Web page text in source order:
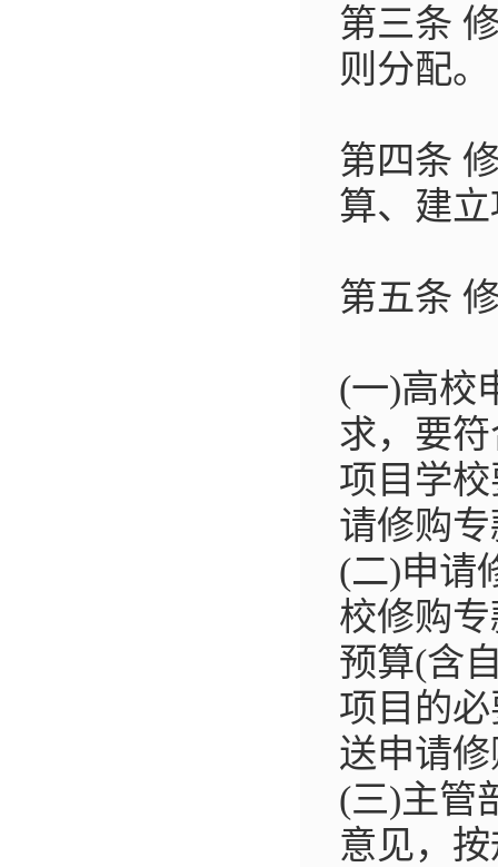
第三条
则分配。
第四条
算、建
第五条
(一)高校
求，要
项目学
请修购
(二)申请
校修购
预算(含
项目的
送申请
(三)主管
意见，